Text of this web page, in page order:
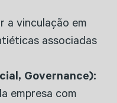
a vinculação em
associadas
Governance):
empresa com